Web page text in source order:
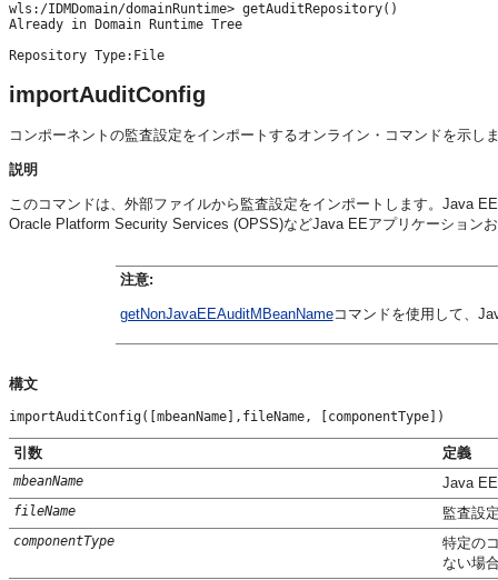
wls:/IDMDomain/domainRuntime> getAuditRepository()
Already in Domain Runtime Tree
Repository Type:File
importAuditConfig
コンポーネントの監査設定をインポートするオンライン・コマンドを示し
説明
このコマンドは、外部ファイルから監査設定をインポートします。Java
Oracle Platform Security Services (OPSS)などJava EEアプリケーション
注意:
getNonJavaEEAuditMBeanNameコマンドを使用して、
構文
importAuditConfig([mbeanName],fileName, [componentType])
引数 定義
mbeanName Java
fileName 監査設
componentType
特定の
ない場